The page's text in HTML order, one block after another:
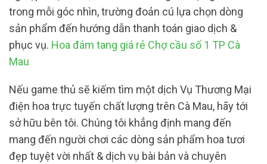
trong mỗi góc nhìn, trường đoản cú lựa chọn dòng
sản phẩm đến hướng dẫn thanh toán giao dịch &
phục vụ. Hoa đám tang giá rẻ Chợ cầu số 1 TP Cà
Mau
Nếu game thủ sẽ kiếm tìm một dịch Vụ Thương Mại
điện hoa trực tuyến chất lượng trên Cà Mau, hãy tới
sở hữu bên tôi. Chúng tôi khẳng định mang đến
mang đến người chơi các dòng sản phẩm hoa tươi
đẹp tuyệt vời nhất & dịch vụ bài bản và chuyên